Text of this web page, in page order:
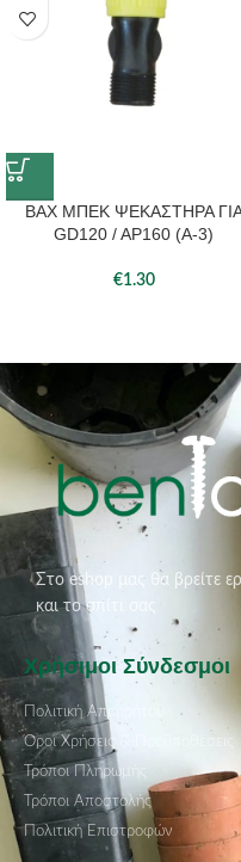
BAX ΜΠΕΚ ΨΕΚΑΣΤΗΡΑ
GD120 / AP160 (A-3)
€1.30
Στο eshop μας θα βρείτε
και το σπίτι σας
Χρήσιμοι Σύνδεσμοι
Πολιτική Απορρήτου
Όροι Χρήσεις & Προϋποθέσεις
Τρόποι Πληρωμής
Τρόποι Αποστολής
Πολιτική Επιστροφών